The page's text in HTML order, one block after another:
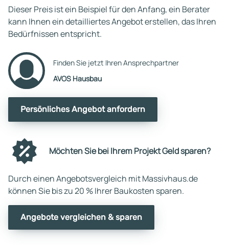
Dieser Preis ist ein Beispiel für den Anfang, ein Berater
kann Ihnen ein detailliertes Angebot erstellen, das Ihren
Bedürfnissen entspricht.
Finden Sie jetzt Ihren Ansprechpartner
AVOS Hausbau
Persönliches Angebot anfordern
Möchten Sie bei Ihrem Projekt Geld sparen?
Durch einen Angebotsvergleich mit Massivhaus.de
können Sie bis zu 20 % Ihrer Baukosten sparen.
Angebote vergleichen & sparen